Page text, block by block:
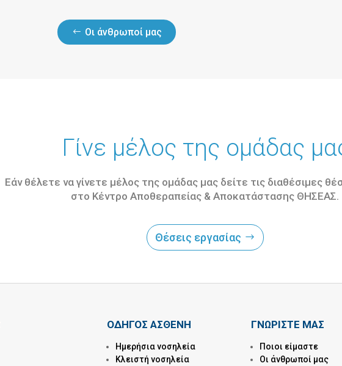
Οι άνθρωποί μας
Γίνε μέλος της ομάδας
Εάν θέλετε να γίνετε μέλος της ομάδας μας δείτε τις διαθέσιμες
στο Κέντρο Αποθεραπείας & Αποκατάστασης ΘΗΣΕΑΣ.
Θέσεις εργασίας
ΟΔΗΓΟΣ ΑΣΘΕΝΗ
Ημερήσια νοσηλεία
Kλειστή νοσηλεία
ΓΝΩΡΙΣΤΕ ΜΑΣ
Ποιοι είμαστε
Οι άνθρωποί μας